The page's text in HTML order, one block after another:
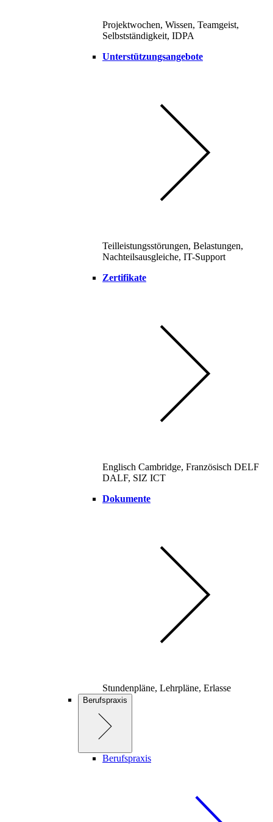
Projektwochen, Wissen, Teamgeist,
Selbstständigkeit, IDPA
Unterstützungsangebote
Teilleistungsstörungen, Belastungen,
Nachteilsausgleiche, IT-Support
Zertifikate
Englisch Cambridge, Französisch DELF
DALF, SIZ ICT
Dokumente
Stundenpläne, Lehrpläne, Erlasse
Berufspraxis
Berufspraxis